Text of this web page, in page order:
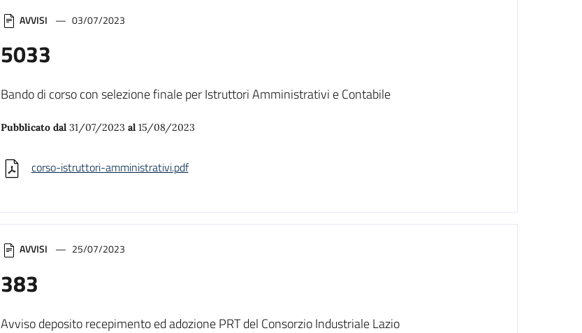
AVVISI 03/07/2023
5033
Bando di corso con selezione finale per Istruttori Amministrativi e Contabile
Pubblicato dal 31/07/2023 al15/08/2023
corso-istruttori-amministrativi.pdf
AVVISI 25/07/2023
383
Avviso deposito recepimento ed adozione PRT del Consorzio Industriale Lazio